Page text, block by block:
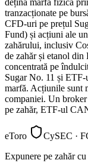
dețină marfa fizică
tranzacționate pe
CFD-uri pe prețul
Fund) și acțiuni ale
zahărului, inclusiv
de zahăr și etanol
concentrată pe
Sugar No. 11 și
marfă. Acțiunile sunt
companiei. Un
pe zahăr, ETF-ul
eToro
CySEC ·
Expunere pe zahăr